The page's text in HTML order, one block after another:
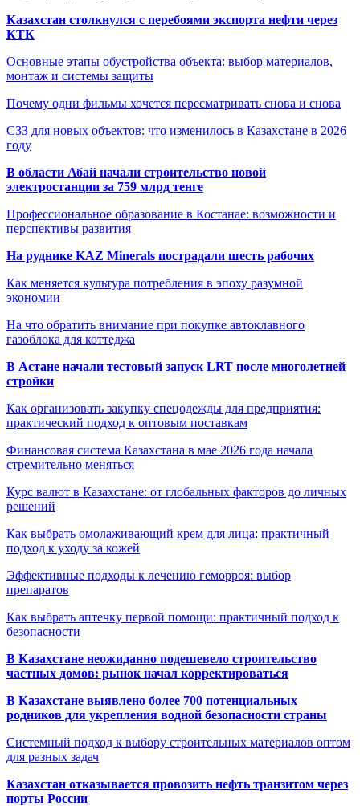
Казахстан столкнулся с перебоями экспорта нефти через
КТК
Основные этапы обустройства объекта: выбор материалов,
монтаж и системы защиты
Почему одни фильмы хочется пересматривать снова и снова
СЗЗ для новых объектов: что изменилось в Казахстане в 2026
году
В области Абай начали строительство новой
электростанции за 759 млрд тенге
Профессиональное образование в Костанае: возможности и
перспективы развития
На руднике KAZ Minerals пострадали шесть рабочих
Как меняется культура потребления в эпоху разумной
экономии
На что обратить внимание при покупке автоклавного
газоблока для коттеджа
В Астане начали тестовый запуск LRT после многолетней
стройки
Как организовать закупку спецодежды для предприятия:
практический подход к оптовым поставкам
Финансовая система Казахстана в мае 2026 года начала
стремительно меняться
Курс валют в Казахстане: от глобальных факторов до личных
решений
Как выбрать омолаживающий крем для лица: практичный
подход к уходу за кожей
Эффективные подходы к лечению геморроя: выбор
препаратов
Как выбрать аптечку первой помощи: практичный подход к
безопасности
В Казахстане неожиданно подешевело строительство
частных домов: рынок начал корректироваться
В Казахстане выявлено более 700 потенциальных
родников для укрепления водной безопасности страны
Системный подход к выбору строительных материалов оптом
для разных задач
Казахстан отказывается провозить нефть транзитом через
порты России